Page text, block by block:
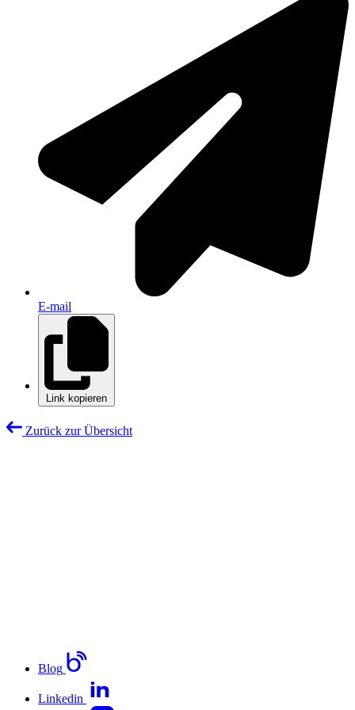
E-mail
Link kopieren
Zurück zur Übersicht
Blog
Linkedin